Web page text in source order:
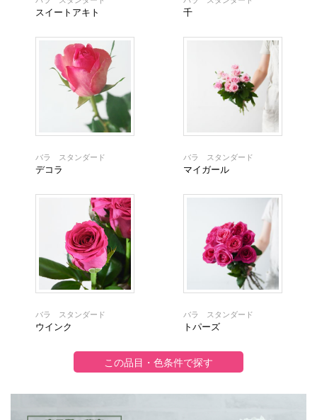
スイートアキト 千
バラ スタンダード
デコラ
バラ スタンダード
マイガール
バラ スタンダード
ウインク
バラ スタンダード
トパーズ